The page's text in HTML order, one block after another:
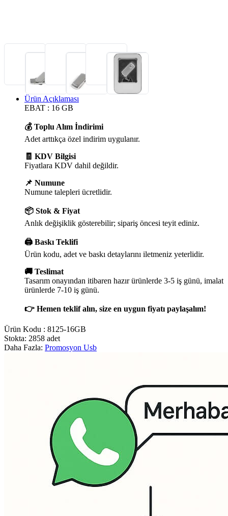
Ürün Açıklaması
EBAT : 16 GB
💰 Toplu Alım İndirimi
Adet arttıkça özel indirim uygulanır.
🧾 KDV Bilgisi
Fiyatlara KDV dahil değildir.
📌 Numune
Numune talepleri ücretlidir.
📦 Stok & Fiyat
Anlık değişiklik gösterebilir; sipariş öncesi teyit ediniz.
🖨️ Baskı Teklifi
Ürün kodu, adet ve baskı detaylarını iletmeniz yeterlidir.
🚚 Teslimat
Tasarım onayından itibaren hazır ürünlerde 3-5 iş günü, imalat
ürünlerde 7-10 iş günü.
👉 Hemen teklif alın, size en uygun fiyatı paylaşalım!
Ürün Kodu : 8125-16GB
Stokta: 2858 adet
Daha Fazla: Promosyon Usb